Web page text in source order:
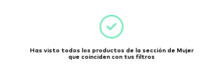
Has visto todos los productos de la sección de Mujer
que coinciden con tus filtros